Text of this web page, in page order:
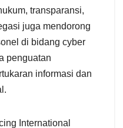
transparansi,
juga mendorong
di bidang cyber
penguatan
informasi dan
International